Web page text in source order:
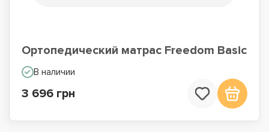
Ортопедический матрас Freedom Basic
В наличии
3 696 грн